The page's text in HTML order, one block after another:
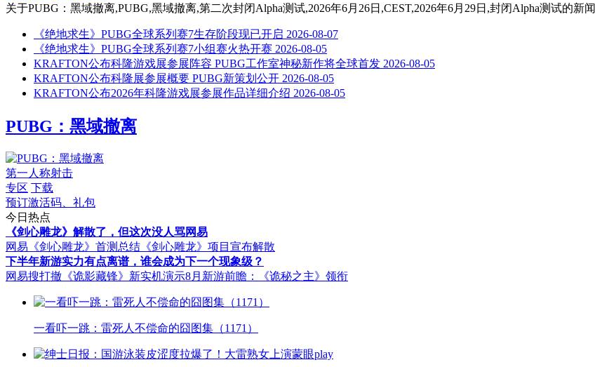
关于PUBG：黑域撤离,PUBG,黑域撤离,第二次封闭Alpha测试,2026年6月26日,CEST,2026年6月29日,封闭Alpha测试的新闻
《绝地求生》PUBG全球系列赛7生存阶段现已开启 2026-08-07
《绝地求生》PUBG全球系列赛7小组赛火热开赛 2026-08-05
KRAFTON公布科隆游戏展参展阵容 PUBG工作室神秘新作将全球首发 2026-08-05
KRAFTON公布科隆展参展概要 PUBG新策划公开 2026-08-05
KRAFTON公布2026年科隆游戏展参展作品详细介绍 2026-08-05
PUBG：黑域撤离
第一人称射击
专区 下载
预订激活码、礼包
今日热点
《剑心雕龙》解散了，但这次没人骂网易
网易《剑心雕龙》首测总结 《剑心雕龙》项目宣布解散
下半年新游实力有点离谱，谁会成为下一个现象级？
网易搜打撤《诡影藏锋》新实机演示8月新游前瞻：《诡秘之主》领衔
一看吓一跳：雷死人不偿命的囧图集（1171）